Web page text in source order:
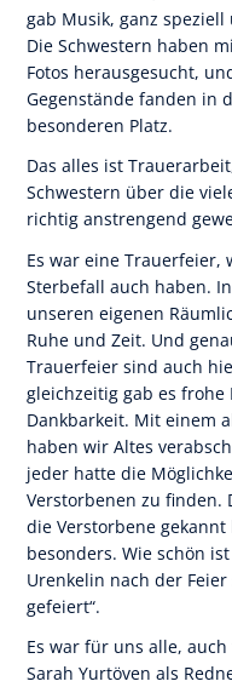
gab Musik, ganz
Die Schwestern haben
Fotos herausgesucht,
Gegenstände fanden in
besonderen Platz.
Das alles ist
Schwestern über die
richtig anstrengend
Es war eine Trauerfeier,
Sterbefall auch haben.
unseren eigenen
Ruhe und Zeit. Und
Trauerfeier sind auch
gleichzeitig gab es frohe
Dankbarkeit. Mit einem
haben wir Altes
jeder hatte die
Verstorbenen zu finden.
die Verstorbene
besonders. Wie schön
Urenkelin nach der
gefeiert“.
Es war für uns alle,
Sarah Yurtöven als